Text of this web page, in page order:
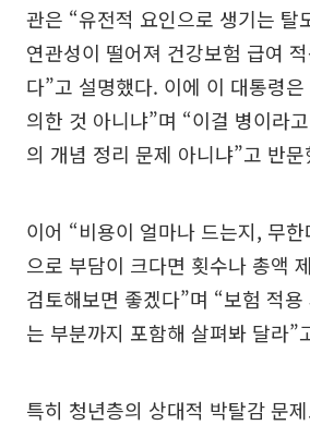
관은 “유전적 요인으로 생기는 탈
연관성이 떨어져 건강보험 급여
다”고 설명했다. 이에 이 대통령
의한 것 아니냐”며 “이걸 병이라
의 개념 정리 문제 아니냐”고 반문
이어 “비용이 얼마나 드는지, 무
으로 부담이 크다면 횟수나 총액
검토해보면 좋겠다”며 “보험 적
는 부분까지 포함해 살펴봐 달라”
특히 청년층의 상대적 박탈감 문